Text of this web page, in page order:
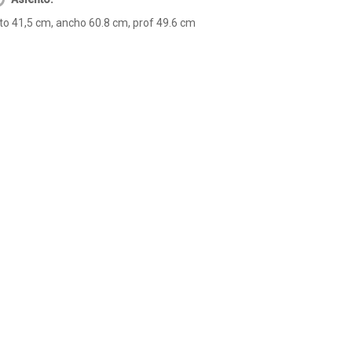
41,5 cm, ancho 60.8 cm, prof 49.6 cm